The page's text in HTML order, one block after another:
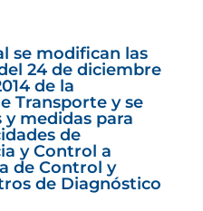
se modifican las
24 de diciembre
de la
Transporte y se
medidas para
de
y Control a
de Control y
de Diagnóstico